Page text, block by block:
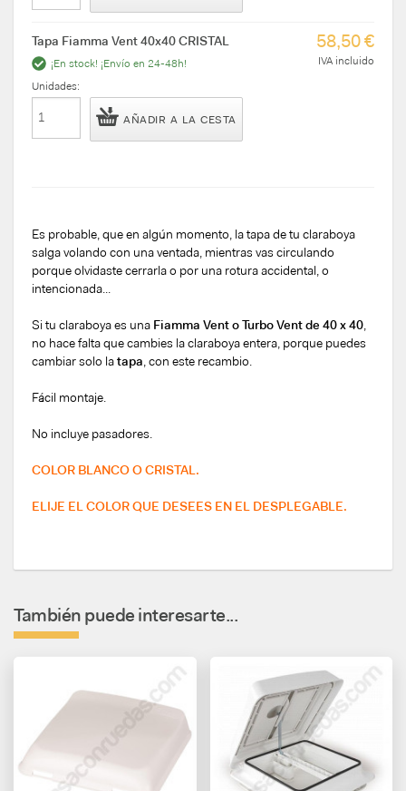
Tapa Fiamma Vent 40x40 CRISTAL
¡En stock! ¡Envío en 24-48h!
58,50 €
IVA incluido
Unidades:
AÑADIR A LA CESTA
Es probable, que en algún momento, la tapa de tu claraboya
salga volando con una ventada, mientras vas circulando
porque olvidaste cerrarla o por una rotura accidental, o
intencionada...
Si tu claraboya es una Fiamma Vent o Turbo Vent de 40 x 40,
no hace falta que cambies la claraboya entera, porque puedes
cambiar solo latapa, con este recambio.
Fácil montaje.
No incluye pasadores.
COLOR BLANCO O CRISTAL.
ELIJE EL COLOR QUE DESEES EN EL DESPLEGABLE.
También puede interesarte...